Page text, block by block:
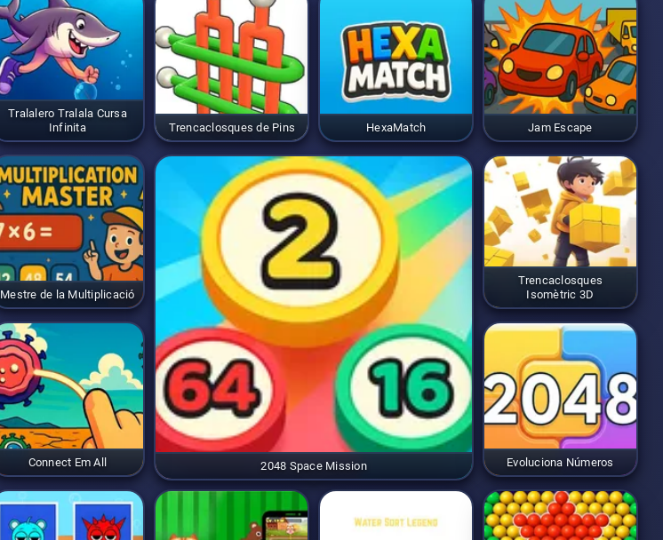
Tralalero Tralala Cursa
Infinita
Trencaclosques de Pins HexaMatch Jam Escape
Mestre de la Multiplicació
2048 Space Mission
Trencaclosques
Isomètric 3D
Connect Em All Evoluciona Números